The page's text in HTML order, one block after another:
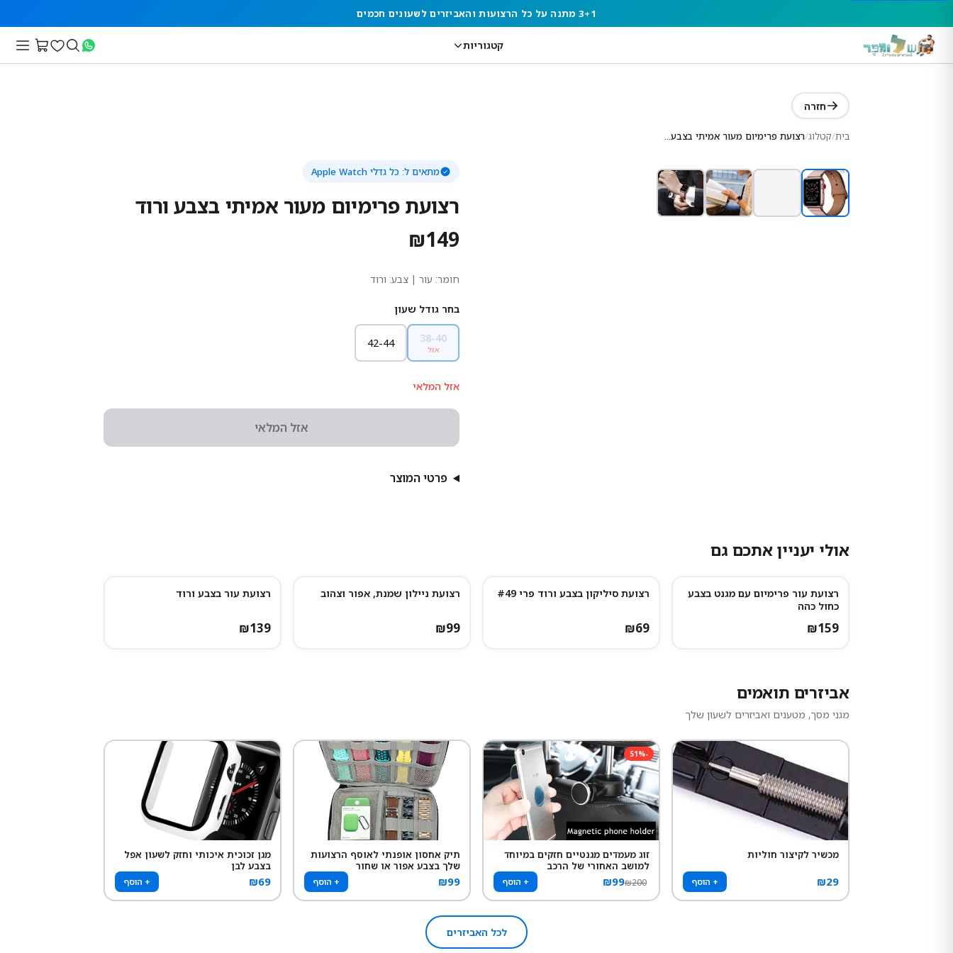
3+1 מתנה על כל הרצועות והאביזרים לשעונים חכמים
קטגוריות
חזרה
בית/קטלוג/ רצועת פרימיום מעור אמיתי בצבע ורוד
מתאים ל: כל גדלי Apple Watch
רצועת פרימיום מעור אמיתי בצבע ורוד
₪149
חומר: עור | צבע: ורוד
בחר גודל שעון
38-40
אזל 42-44
אזל המלאי
אזל המלאי
פרטי המוצר
אולי יעניין אתכם גם
רצועת עור פרימיום עם מגנט בצבע
כחול כהה
₪159
רצועת סיליקון בצבע ורוד פרי #49
₪69
רצועת ניילון שמנת, אפור וצהוב
₪99
נותרו מעט
רצועת עור בצבע ורוד
₪139
אביזרים תואמים
מגני מסך, מטענים ואביזרים לשעון שלך
מכשיר לקיצור חוליות
₪29 + הוסף
-
51%
זוג מעמדים מגנטיים חזקים במיוחד
למושב האחורי של הרכב
₪99₪200 + הוסף
תיק אחסון אופנתי לאוסף הרצועות
שלך בצבע אפור או שחור
₪99 + הוסף
מגן זכוכית איכותי וחזק לשעון אפל
בצבע לבן
₪69 + הוסף
לכל האביזרים